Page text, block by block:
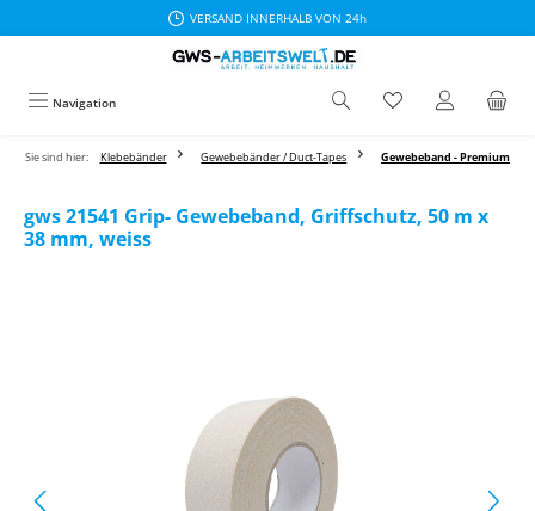
VERSAND INNERHALB VON 24h
Navigation
Sie sind hier: Klebebänder Gewebebänder / Duct-Tapes Gewebeband - Premium
gws 21541 Grip- Gewebeband, Griffschutz, 50 m x
38 mm, weiss